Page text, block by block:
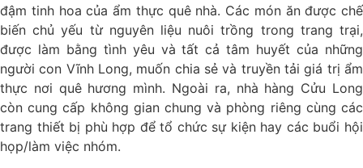
đậm tinh hoa của ẩm thực quê nhà. Các món ăn được chế
biến chủ yếu từ nguyên liệu nuôi trồng trong trang trại,
được làm bằng tình yêu và tất cả tâm huyết của những
người con Vĩnh Long, muốn chia sẻ và truyền tải giá trị ẩm
thực nơi quê hương mình. Ngoài ra, nhà hàng Cửu Long
còn cung cấp không gian chung và phòng riêng cùng các
trang thiết bị phù hợp để tổ chức sự kiện hay các buổi hội
họp/làm việc nhóm.